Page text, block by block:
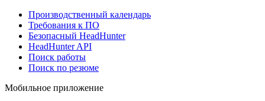
Производственный календарь
Требования к ПО
Безопасный HeadHunter
HeadHunter API
Поиск работы
Поиск по резюме
Мобильное приложение